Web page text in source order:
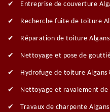
Entreprise de couverture
Recherche fuite de toiture
Réparation de toiture
Nettoyage et pose de
Hydrofuge de toiture Algans
Nettoyage et ravalement de
Travaux de charpente